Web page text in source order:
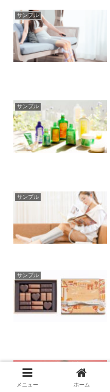
サンプル
サンプル
サンプル
サンプル
メニュー ホーム